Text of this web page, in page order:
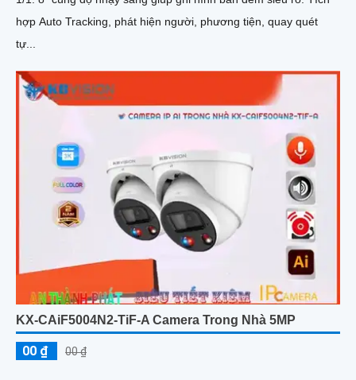
hợp Auto Tracking, phát hiện người, phương tiện, quay quét
tự...
KX-CAiF5004N2-TiF-A Camera Trong Nhà 5MP
00 ₫ 00 ₫